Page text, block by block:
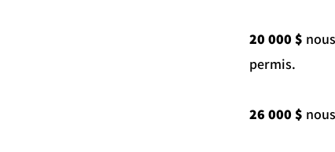
20 000 $
permis.
26 000 $